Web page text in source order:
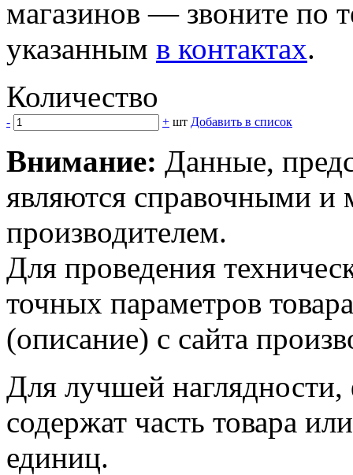
магазинов — звоните по
указанным в контактах.
Количество
- + шт Добавить в список
Внимание: Данные,
являются справочными и
производителем.
Для проведения
точных параметров
(описание) с сайта
Для лучшей наглядности,
содержат часть товара
единиц.